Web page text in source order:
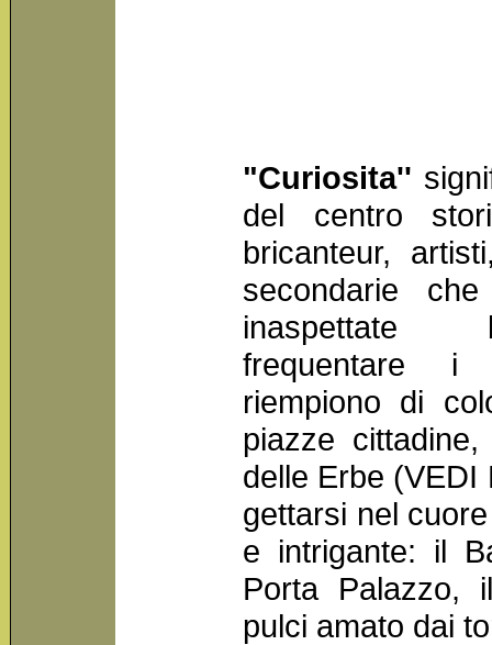
"Curiosita''
del centro
bricanteur,
secondarie
inaspettate
frequentare i
riempiono di
piazze
delle Erbe (VEDI
gettarsi nel
e intrigante: il
Porta Palazzo,
pulci amato dai